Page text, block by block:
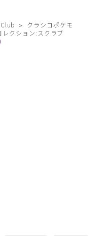
クラシコポケモ
クション:スクラブ